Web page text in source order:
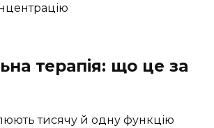
терапія: що це за
тисячу й одну функцію